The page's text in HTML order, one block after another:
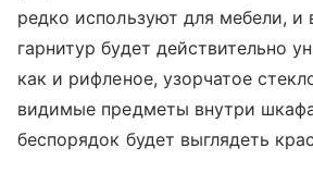
редко используют для мебели, и
гарнитур будет действительно
как и рифленое, узорчатое
видимые предметы внутри
беспорядок будет выглядеть